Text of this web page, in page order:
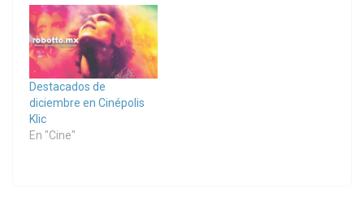
Destacados de
diciembre en Cinépolis
Klic
En "Cine"